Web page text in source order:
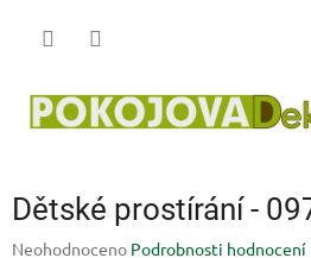
Dětské prostírání -
Průměrné
Neohodnoceno Podrobnosti hodnocení